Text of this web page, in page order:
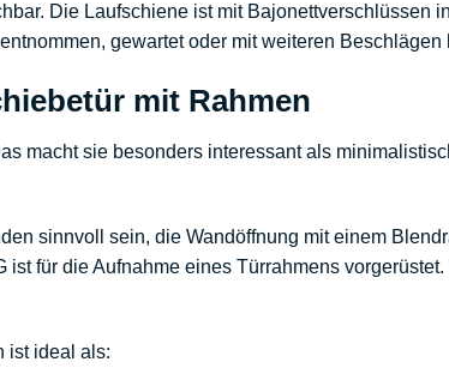
Die Laufschiene ist mit Bajonettverschlüssen
gewartet oder mit weiteren Beschlägen
mit Rahmen
macht sie besonders interessant als
sinnvoll sein, die Wandöffnung mit einem
ist für die Aufnahme eines Türrahmens
ist ideal als: